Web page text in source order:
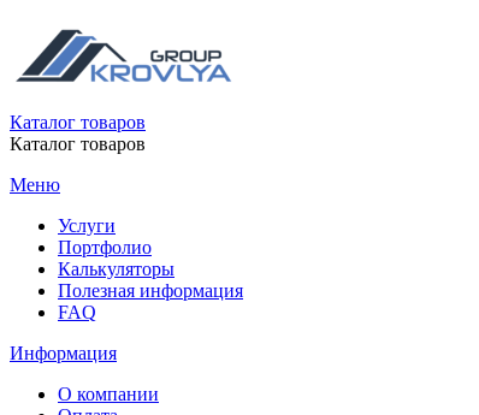
Каталог товаров
Каталог товаров
Меню
Услуги
Портфолио
Калькуляторы
Полезная информация
FAQ
Информация
О компании